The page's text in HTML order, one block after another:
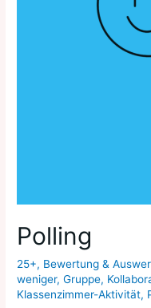
Polling
25+, Bewertung &
weniger,Gruppe,
Klassenzimmer-Aktivität,